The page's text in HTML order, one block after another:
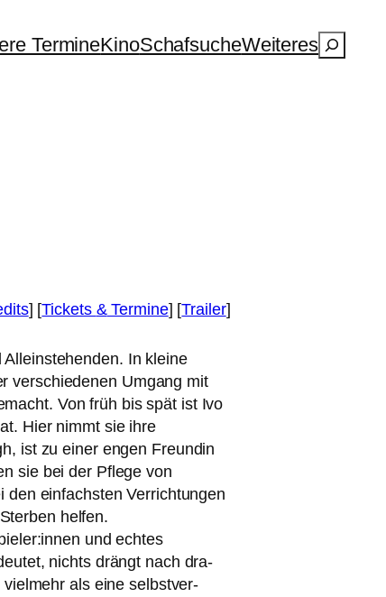
TermineKinoSchafsucheWeiteresSuchen
] [Tickets &Termine] [Trailer]
In klei­ne
ver­schie­de­nen Umgang mit
Von früh bis spät ist Ivo
Hier nimmt sie ihre
ist zu einer engen Freundin
sie bei der Pflege von
ein­fachs­ten Verrichtungen
hel­fen.
und ech­tes
nichts drängt nach dra­
viel­mehr als eine selbst­ver­